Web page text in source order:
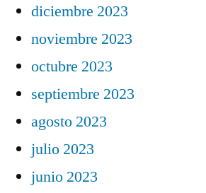
diciembre 2023
noviembre 2023
octubre 2023
septiembre 2023
agosto 2023
julio 2023
junio 2023